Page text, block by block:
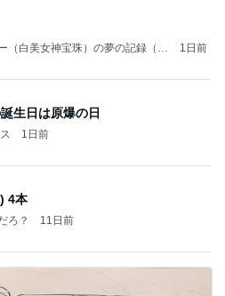
（白美女神宝珠）の夢の記録（続
1日前
生日は原爆の日
1日前
4本
ろ？ 11日前